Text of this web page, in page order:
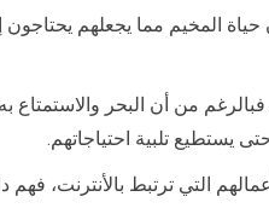
حياة المخيم مما يجعلهم
من أن البحر والاستمتاع به
يستطيع تلبية احتياجاتهم.
التي ترتبط بالأنترنت،